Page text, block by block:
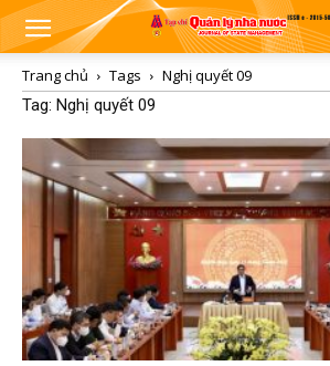
Trang chủ Tags
Nghị quyết 09
Tag: Nghị quyết 09